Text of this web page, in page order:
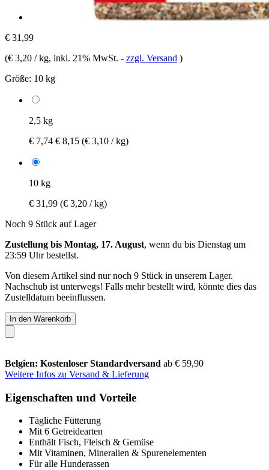
€ 31,99
(€ 3,20 / kg, inkl. 21% MwSt. - zzgl. Versand )
Größe: 10 kg
2,5 kg
€ 7,74 € 8,15 (€ 3,10 / kg)
10 kg
€ 31,99 (€ 3,20 / kg)
Noch 9 Stück auf Lager
Zustellung bis Montag, 17. August, wenn du bis Dienstag um
23:59 Uhrbestellst.
Von diesem Artikel sind nur noch 9 Stück in unserem Lager.
Nachschub ist unterwegs! Falls mehr bestellt wird, könnte dies das
Zustelldatum beeinflussen.
In den Warenkorb
Belgien: Kostenloser Standardversand ab € 59,90
Weitere Infos zu Versand & Lieferung
Eigenschaften und Vorteile
Tägliche Fütterung
Mit 6 Getreidearten
Enthält Fisch, Fleisch & Gemüse
Mit Vitaminen, Mineralien & Spurenelementen
Für alle Hunderassen